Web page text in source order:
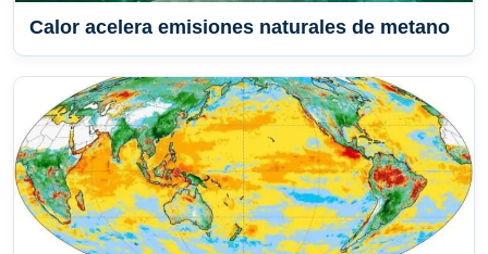
Calor acelera emisiones naturales de metano